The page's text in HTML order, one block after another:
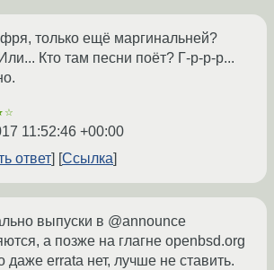
только ещё маргинальней?
Кто там песни поёт? Г-р-р-р...
11:52:46 +00:00
ответ
Ссылка
выпуски в @announce
а позже на глагне openbsd.org
даже errata нет, лучше не ставить.